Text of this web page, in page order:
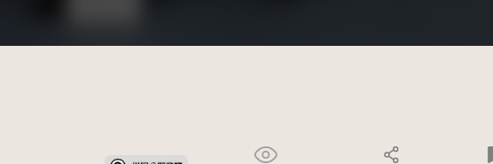
受著作權法保護-僅限於本平台有限度公開瀏覽